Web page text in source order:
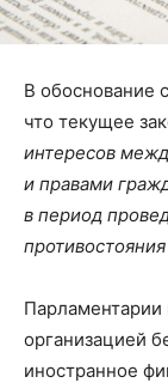
В обоснование
что текущее
интересов
и правами
в период
Парламентарии
организацией
иностранное